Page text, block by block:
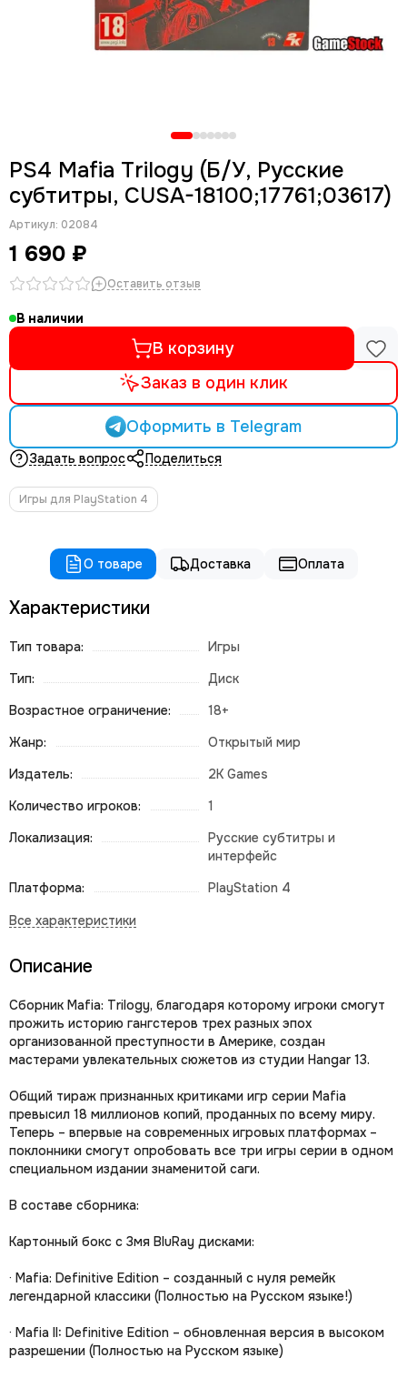
PS4 Mafia Trilogy (Б/У, Русские
субтитры, CUSA-18100;17761;03617)
Артикул: 02084
1 690 ₽
Оставить отзыв
В наличии
В корзину
Заказ в один клик
Оформить в Telegram
Задать вопрос Поделиться
Игры для PlayStation 4
О товаре Доставка Оплата
Характеристики
Тип товара:
Игры
Тип:
Диск
Возрастное ограничение:
18+
Жанр:
Открытый мир
Издатель:
2K Games
Количество игроков:
1
Локализация:
Русские субтитры и
интерфейс
Платформа:
PlayStation 4
Описание
Сборник Mafia: Trilogy, благодаря которому игроки смогут
прожить историю гангстеров трех разных эпох
организованной преступности в Америке, создан
мастерами увлекательных сюжетов из студии Hangar 13.
Общий тираж признанных критиками игр серии Mafia
превысил 18 миллионов копий, проданных по всему миру.
Теперь – впервые на современных игровых платформах –
поклонники смогут опробовать все три игры серии в одном
специальном издании знаменитой саги.
В составе сборника:
Картонный бокс с 3мя BluRay дисками:
· Mafia: Definitive Edition – созданный с нуля ремейк
легендарной классики (Полностью на Русском языке!)
· Mafia II: Definitive Edition – обновленная версия в высоком
разрешении (Полностью на Русском языке)